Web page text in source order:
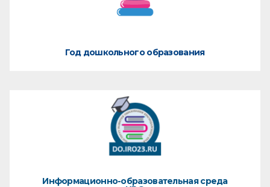
Год дошкольного образования
Информационно-образовательная среда